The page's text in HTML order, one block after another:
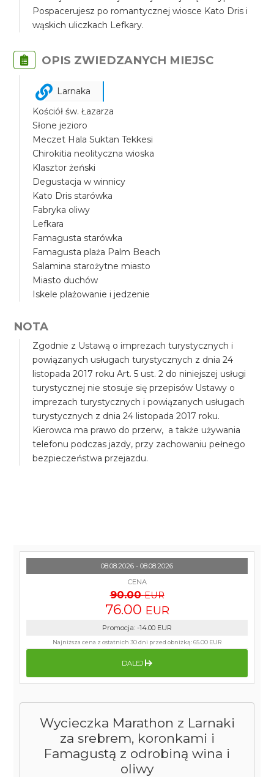
Pospacerujesz po romantycznej wiosce Kato Dris i
wąskich uliczkach Lefkary.
OPIS ZWIEDZANYCH MIEJSC
Larnaka
Kościół św. Łazarza
Słone jezioro
Meczet Hala Suktan Tekkesi
Chirokitia neolityczna wioska
Klasztor żeński
Degustacja w winnicy
Kato Dris starówka
Fabryka oliwy
Lefkara
Famagusta starówka
Famagusta plaża Palm Beach
Salamina starożytne miasto
Miasto duchów
Iskele plażowanie i jedzenie
NOTA
Zgodnie z Ustawą o imprezach turystycznych i
powiązanych usługach turystycznych z dnia 24
listopada 2017 roku Art. 5 ust. 2 do niniejszej usługi
turystycznej nie stosuje się przepisów Ustawy o
imprezach turystycznych i powiązanych usługach
turystycznych z dnia 24 listopada 2017 roku.
Kierowca ma prawo do przerw, a także używania
telefonu podczas jazdy, przy zachowaniu pełnego
bezpieczeństwa przejazdu.
Wycieczka Marathon z Larnaki
za srebrem, koronkami i
Famagustą z odrobiną wina i
oliwy
08.08.2026 - 08.08.2026
CENA
90.00 EUR
76.00 EUR
Promocja: -14.00 EUR
Najniższa cena z ostatnich 30 dni przed obniżką:65.00 EUR
DALEJ